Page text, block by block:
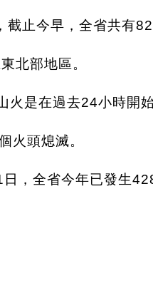
截止今早，全省共有
北部地區。
火是在過去24小時開
火頭熄滅。
，全省今年已發生